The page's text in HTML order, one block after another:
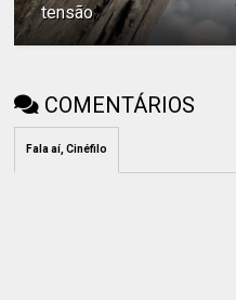
tensão
COMENTÁRIOS
Fala aí, Cinéfilo